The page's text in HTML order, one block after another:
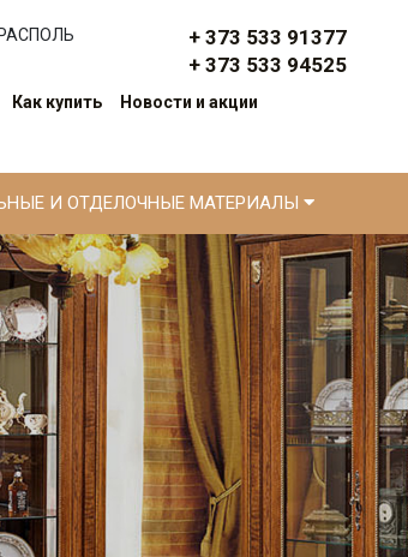
+ 373 533 91377
+ 373 533 94525
Как купить
Новости и акции
И ОТДЕЛОЧНЫЕ МАТЕРИАЛЫ